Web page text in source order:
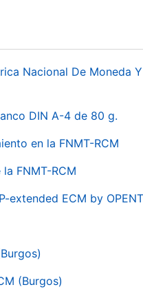
Nacional De Moneda
DIN A-4 de 80 g.
en la FNMT-RCM
FNMT-RCM
extended ECM by
(Burgos)